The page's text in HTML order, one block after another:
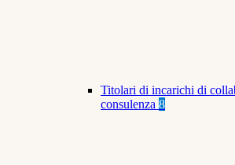
Titolari di incarichi di
consulenza 8